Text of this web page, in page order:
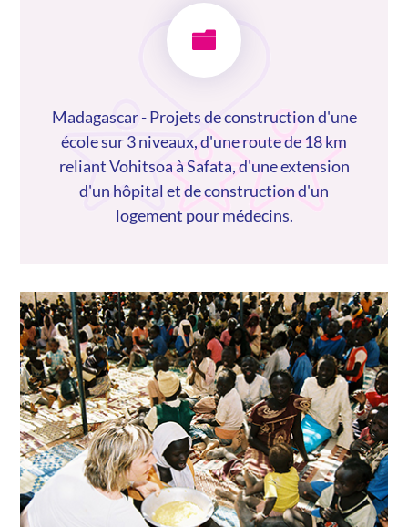

Madagascar - Projets de construction d'une
école sur 3 niveaux, d'une route de 18 km
reliant Vohitsoa à Safata, d'une extension
d'un hôpital et de construction d'un
logement pour médecins.